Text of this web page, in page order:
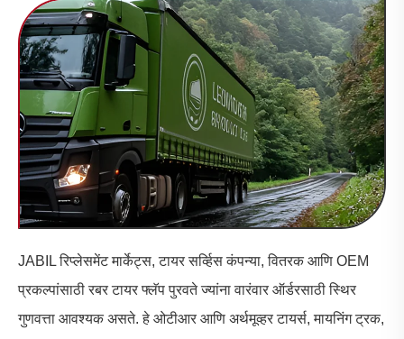
JABIL रिप्लेसमेंट मार्केट्स, टायर सर्व्हिस कंपन्या, वितरक आणि OEM
प्रकल्पांसाठी रबर टायर फ्लॅप पुरवते ज्यांना वारंवार ऑर्डरसाठी स्थिर
गुणवत्ता आवश्यक असते. हे ओटीआर आणि अर्थमूव्हर टायर्स, मायनिंग ट्रक,